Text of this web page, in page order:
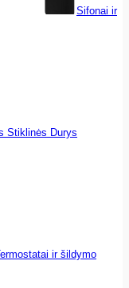
Sifonai ir
Stiklinės Durys
ir šildymo